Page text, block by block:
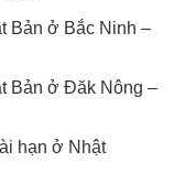
Bản ở Bắc Ninh –
Bản ở Đăk Nông –
hạn ở Nhật